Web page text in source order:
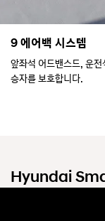
9 에어백 시스템
앞좌석 어드밴스드, 운
승자를 보호합니다.
Hyundai